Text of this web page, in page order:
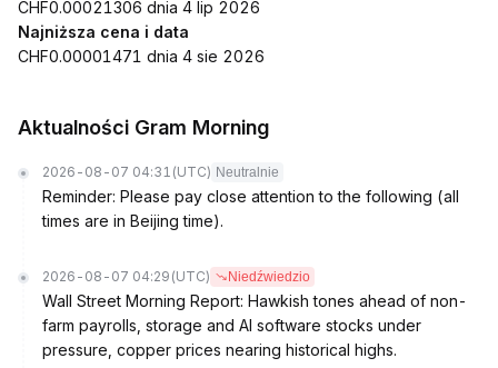
CHF0.00021306 dnia 4 lip 2026
Najniższa cena i data
CHF0.00001471 dnia 4 sie 2026
Aktualności Gram Morning
2026-08-07 04:31 (UTC) Neutralnie
Reminder: Please pay close attention to the following (all
times are in Beijing time).
2026-08-07 04:29 (UTC) Niedźwiedzio
Wall Street Morning Report: Hawkish tones ahead of non-
farm payrolls, storage and AI software stocks under
pressure, copper prices nearing historical highs.